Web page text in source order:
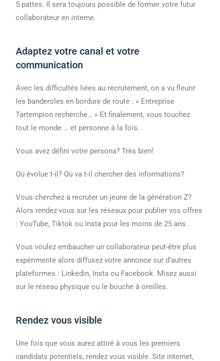
5 pattes. Il sera toujours possible de former votre futur
collaborateur en interne.
Adaptez votre canal et votre
communication
Avec les difficultés liées au recrutement, on a vu fleurir
les banderoles en bordure de route : « Entreprise
Tartempion recherche… » Et finalement, vous touchez
tout le monde … et personne à la fois.
Vous avez défini votre persona? Très bien!
Où évolue t-il? Où va t-il chercher des informations?
Vous cherchez à recruter un jeune de la génération Z?
Alors rendez-vous sur les réseaux pour publier vos offres
: YouTube, Tiktok ou Insta pour les moins de 25 ans.
Vous voulez embaucher un collaborateur peut-être plus
expérimenté alors diffusez votre annonce sur d’autres
plateformes : Linkedin, Insta ou Facebook. Misez aussi
sur le réseau physique ou le bouche à oreilles.
Rendez vous visible
Une fois que vous aurez attiré à vous les premiers
candidats potentiels, rendez vous visible. Site internet,